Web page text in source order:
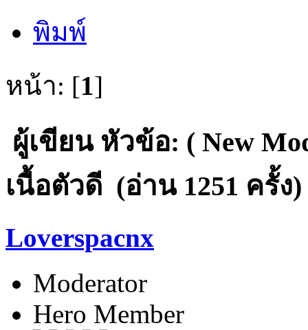
พิมพ์
หน้า: [1]
ผู้เขียนหัวข้อ: ( New
เนื้อตัวดี (อ่าน 1251 ครั้ง)
Loverspacnx
Moderator
Hero Member